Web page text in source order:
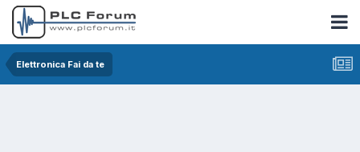
Elettronica Fai da te